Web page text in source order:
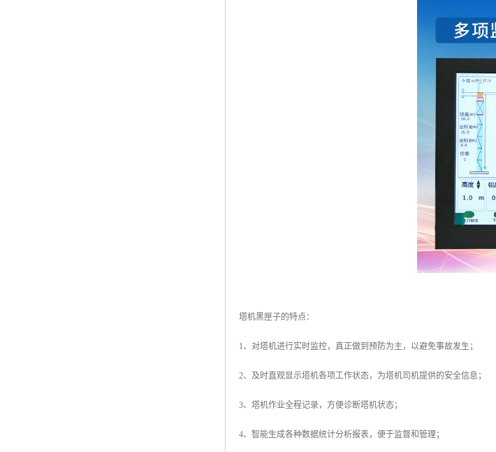
塔机黑匣子的特点：
1、对塔机进行实时监控，真正做到预防为主，以避免事故发生；
2、及时直观显示塔机各项工作状态，为塔机司机提供的安全信息；
3、塔机作业全程记录，方便诊断塔机状态；
4、智能生成各种数据统计分析报表，便于监督和管理；